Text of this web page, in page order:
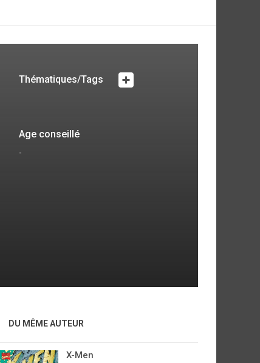
Thématiques/Tags
Age conseillé
-
DU MÊME AUTEUR
X-Men